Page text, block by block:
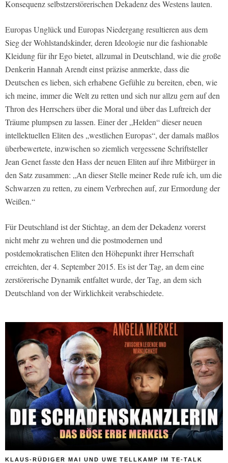
Konsequenz selbstzerstörerischen Dekadenz des Westens lauten.
Europas Unglück und Europas Niedergang resultieren aus dem
Sieg der Wohlstandskinder, deren Ideologie nur die fashionable
Kleidung für ihr Ego bietet, allzumal in Deutschland, wie die große
Denkerin Hannah Arendt einst präzise anmerkte, dass die
Deutschen es lieben, sich erhabene Gefühle zu bereiten, eben, wie
ich meine, immer die Welt zu retten und sich nur allzu gern auf den
Thron des Herrschers über die Moral und über das Luftreich der
Träume plumpsen zu lassen. Einer der „Helden“ dieser neuen
intellektuellen Eliten des „westlichen Europas“, der damals maßlos
überbewertete, inzwischen so ziemlich vergessene Schriftsteller
Jean Genet fasste den Hass der neuen Eliten auf ihre Mitbürger in
den Satz zusammen: „An dieser Stelle meiner Rede rufe ich, um die
Schwarzen zu retten, zu einem Verbrechen auf, zur Ermordung der
Weißen.“
Für Deutschland ist der Stichtag, an dem der Dekadenz vorerst
nicht mehr zu wehren und die postmodernen und
postdemokratischen Eliten den Höhepunkt ihrer Herrschaft
erreichten, der 4. September 2015. Es ist der Tag, an dem eine
zerstörerische Dynamik entfaltet wurde, der Tag, an dem sich
Deutschland von der Wirklichkeit verabschiedete.
KLAUS-RÜDIGER MAI UND UWE TELLKAMP IM TE-TALK